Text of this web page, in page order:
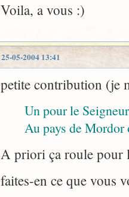
Voila, a vous :)
25-05-2004 13:41
petite contribution (je
Un pour le
Au pays de Mordor
A priori ça roule pour
faites-en ce que vous